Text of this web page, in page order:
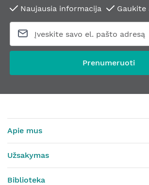
Naujausia informacija Gaukite
Prenumeruoti
Apie mus
Užsakymas
Biblioteka